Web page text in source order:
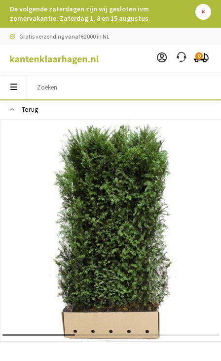
De volgende zaterdagen zijn wij gesloten ivm
zomervakantie: Zaterdag 1, 8 en 15 augustus
Gratis verzending vanaf €2000 in NL
0
Terug